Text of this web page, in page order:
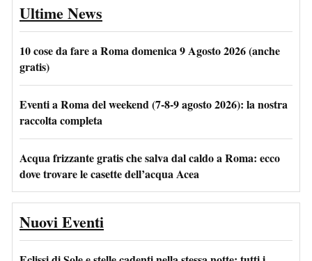
Ultime News
10 cose da fare a Roma domenica 9 Agosto 2026 (anche
gratis)
Eventi a Roma del weekend (7-8-9 agosto 2026): la nostra
raccolta completa
Acqua frizzante gratis che salva dal caldo a Roma: ecco
dove trovare le casette dell’acqua Acea
Nuovi Eventi